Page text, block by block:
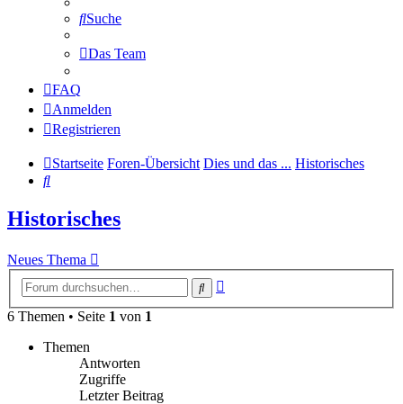
Suche
Das Team
FAQ
Anmelden
Registrieren
Startseite Foren-Übersicht Dies und das ... Historisches
Suche
Historisches
Neues Thema
Suche
6 Themen • Seite 1 von 1
Themen
Antworten
Zugriffe
Letzter Beitrag